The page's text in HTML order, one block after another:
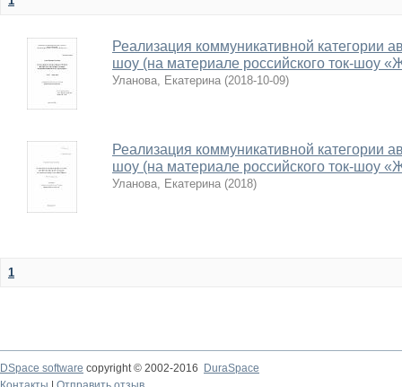
Реализация коммуникативной категории
шоу (на материале российского ток-шоу
Уланова, Екатерина (2018-10-09)
Реализация коммуникативной категории
шоу (на материале российского ток-шоу
Уланова, Екатерина (2018)
1
DSpace software copyright © 2002-2016
DuraSpace